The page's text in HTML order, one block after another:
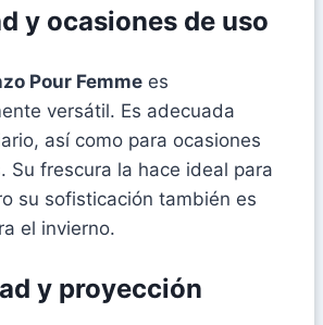
y ocasiones de uso
Pour Femme es
versátil. Es adecuada
así como para ocasiones
Su frescura la hace ideal para
su sofisticación también es
el invierno.
y proyección